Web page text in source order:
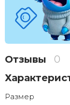
Отзывы 0
Размер